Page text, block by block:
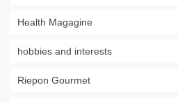
Health Magagine
hobbies and interests
Riepon Gourmet